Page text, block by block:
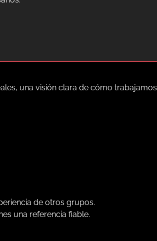
una visión clara de cómo trabajamos
de otros grupos.
una referencia fiable.